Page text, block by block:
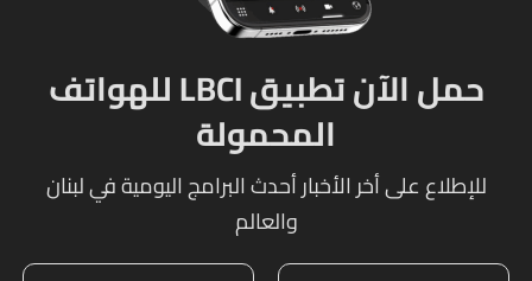
حمل الآن تطبيق LBCI للهواتف
المحمولة
للإطلاع على أخر الأخبار أحدث البرامج اليومية في لبنان
والعالم